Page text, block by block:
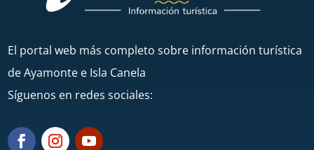
El portal web más completo sobre información turística
de Ayamonte e Isla Canela
Síguenos en redes sociales: